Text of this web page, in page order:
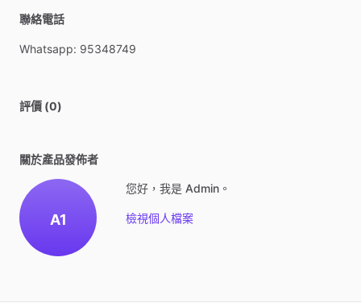
聯絡電話
Whatsapp: 95348749
評價 (0)
關於產品發佈者
A1
您好，我是 Admin。
檢視個人檔案